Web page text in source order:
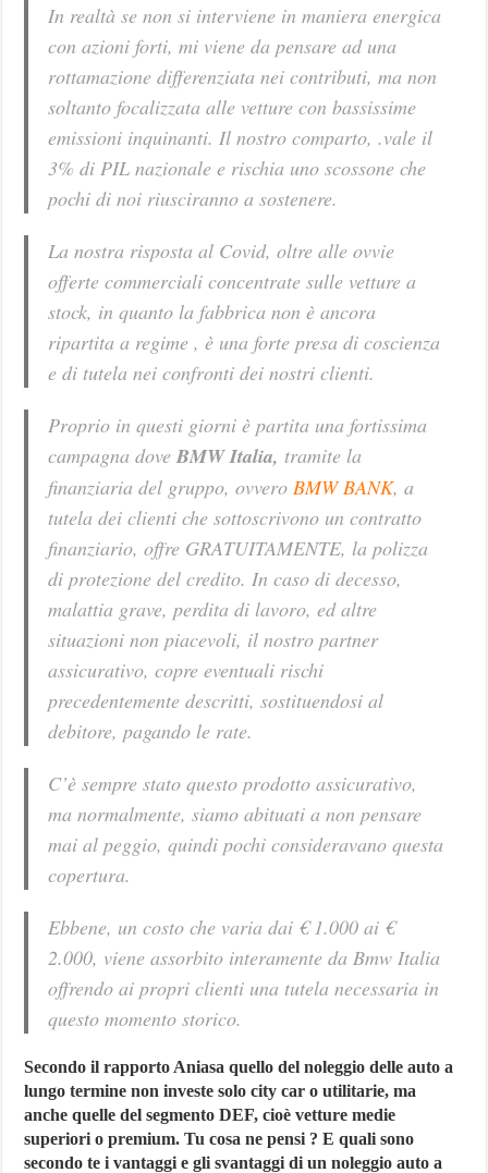
In realtà se non si interviene in maniera energica
con azioni forti, mi viene da pensare ad una
rottamazione differenziata nei contributi, ma non
soltanto focalizzata alle vetture con bassissime
emissioni inquinanti. Il nostro comparto, .vale il
3% di PIL nazionale e rischia uno scossone che
pochi di noi riusciranno a sostenere.
La nostra risposta al Covid, oltre alle ovvie
offerte commerciali concentrate sulle vetture a
stock, in quanto la fabbrica non è ancora
ripartita a regime , è una forte presa di coscienza
e di tutela nei confronti dei nostri clienti.
Proprio in questi giorni è partita una fortissima
campagna dove BMW Italia, tramite la
finanziaria del gruppo, ovvero BMW BANK, a
tutela dei clienti che sottoscrivono un contratto
finanziario, offre GRATUITAMENTE, la polizza
di protezione del credito. In caso di decesso,
malattia grave, perdita di lavoro, ed altre
situazioni non piacevoli, il nostro partner
assicurativo, copre eventuali rischi
precedentemente descritti, sostituendosi al
debitore, pagando le rate.
C’è sempre stato questo prodotto assicurativo,
ma normalmente, siamo abituati a non pensare
mai al peggio, quindi pochi consideravano questa
copertura.
Ebbene, un costo che varia dai € 1.000 ai €
2.000, viene assorbito interamente da Bmw Italia
offrendo ai propri clienti una tutela necessaria in
questo momento storico.
Secondo il rapporto Aniasa quello del noleggio delle auto a
lungo termine non investe solo city car o utilitarie, ma
anche quelle del segmento DEF, cioè vetture medie
superiori o premium. Tu cosa ne pensi ? E quali sono
secondo te i vantaggi e gli svantaggi di un noleggio auto a